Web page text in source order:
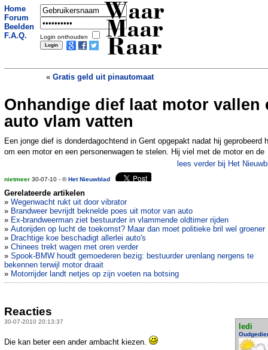
Home
Forum
Beelden
F.A.Q.
Login onthouden
Waar
Maar
Raar
« Gratis geld uit pinautomaat
MSN ruzie live uitgevochten»
Onhandige dief laat motor vallen
auto vlam vatten
Een jonge dief is donderdagochtend in Gent opgepakt nadat hij geprobeerd
om een motor en een personenwagen te stelen. Hij viel met de motor en de
lees verder bij Het
nietmeer 30-07-10 - ©Het Nieuwblad
Gerelateerde artikelen
» Wegenwacht rukt uit door vibrator
» Brandweer bevrijdt beknelde poes uit motor van auto
» Ex-brandweerman ziet bestuurder in vlammende oldtimer rijden
» Autorijden op lucht de toekomst? Maar dan moet politieke bril wel groener
» Drachtige koe beschadigt allerlei auto's
» Chinees trekt wagen met oren verder
» Spook-BMW houdt gemoederen bezig: bestuurder urenlang nergens te
bekennen terwijl motor draait
» Motorrijder landt netjes op zijn voeten na botsing
Reacties
30-07-2010 20:13:37
ledi
Die kan beter een ander ambacht kiezen.